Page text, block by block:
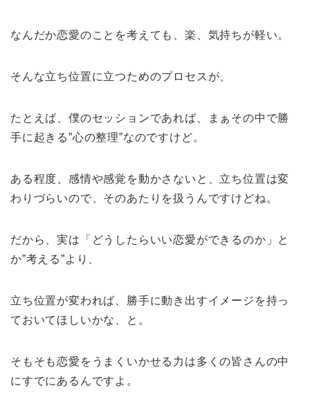
なんだか恋愛のことを考えても、楽、気持ちが軽い。
そんな立ち位置に立つためのプロセスが、
たとえば、僕のセッションであれば、まぁその中で勝
手に起きる”心の整理”なのですけど。
ある程度、感情や感覚を動かさないと、立ち位置は変
わりづらいので、そのあたりを扱うんですけどね。
だから、実は「どうしたらいい恋愛ができるのか」と
か”考える”より、
立ち位置が変われば、勝手に動き出すイメージを持っ
ておいてほしいかな、と。
そもそも恋愛をうまくいかせる力は多くの皆さんの中
にすでにあるんですよ。